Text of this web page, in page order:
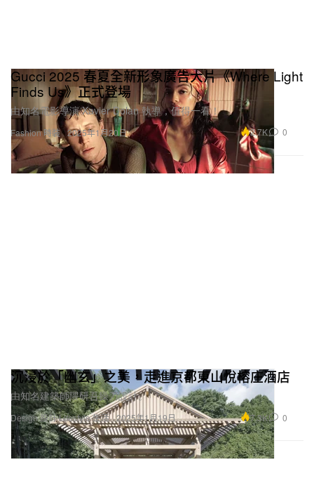
Fashion 時裝
Gucci 2025 春夏全新形象廣告大片《Where Light
Finds Us》正式登場
由知名電影導演 Xavier Dolan 執導，值得一看！
2025年1月20日 2.7K 0
Design 設計Lifestyle 生活
沉浸於「幽玄」之美，走進京都東山悅榕庄酒店
由知名建築師隈研吾操刀設計。
2025年1月19日 7.3K 0